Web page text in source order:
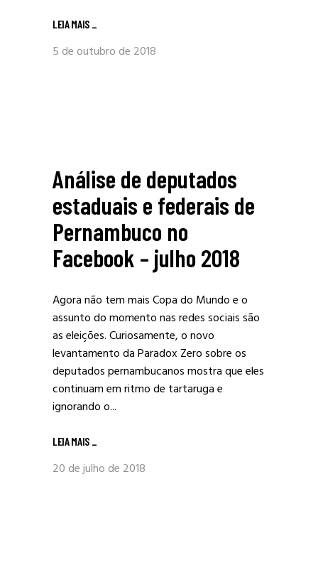
LEIA MAIS _
5 de outubro de 2018
Análise de deputados
estaduais e federais de
Pernambuco no
Facebook – julho 2018
Agora não tem mais Copa do Mundo e o
assunto do momento nas redes sociais são
as eleições. Curiosamente, o novo
levantamento da Paradox Zero sobre os
deputados pernambucanos mostra que eles
continuam em ritmo de tartaruga e
ignorando o...
LEIA MAIS _
20 de julho de 2018